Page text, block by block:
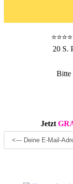
20 S.
Bitte
Jetzt